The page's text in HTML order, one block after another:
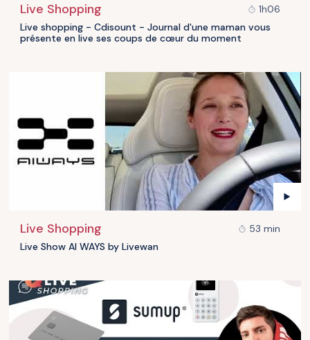
Live Shopping
1h06
Live shopping - Cdisount - Journal d'une maman vous
présente en live ses coups de cœur du moment
Live Shopping
53 min
Live Show AI WAYS by Livewan